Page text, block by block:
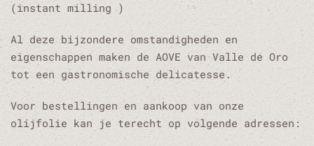
(instant milling )
Al deze bijzondere omstandigheden en
eigenschappen maken de AOVE van Valle de Oro
tot een gastronomische delicatesse.
Voor bestellingen en aankoop van onze
olijfolie kan je terecht op volgende adressen: